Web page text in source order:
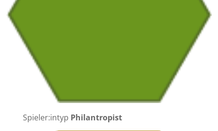
Spieler:intyp Philantropist